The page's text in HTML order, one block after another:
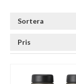
Sortera
Pris